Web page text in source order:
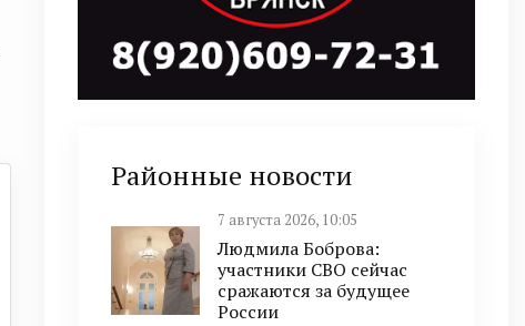
Районные новости
7 августа 2026, 10:05
Людмила Боброва:
участники СВО сейчас
сражаются за будущее
России